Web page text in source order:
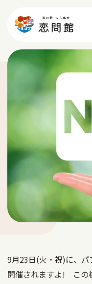
9月23日(火・祝)に、
開催されますよ! この